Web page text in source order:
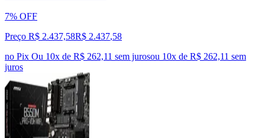
7% OFF
Preço R$ 2.437,58R$ 2.437,58
no Pix Ou 10x de R$ 262,11 sem jurosou 10x de R$ 262,11 sem
juros